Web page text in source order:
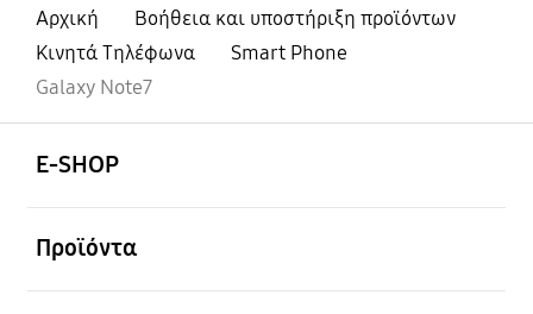
Αρχική
Βοήθεια και υποστήριξη προϊόντων
Κινητά Τηλέφωνα
Smart Phone
Galaxy Note7
E-SHOP
Προϊόντα